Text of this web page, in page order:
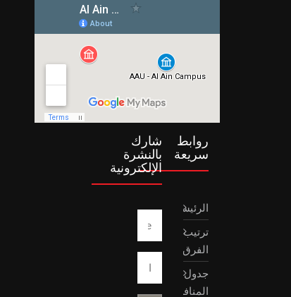
روابط
سريعة
الرئيسية
ترتيب
الفرق
جدول
المنافسات
شارك
بالنشرة
الإلكترونية